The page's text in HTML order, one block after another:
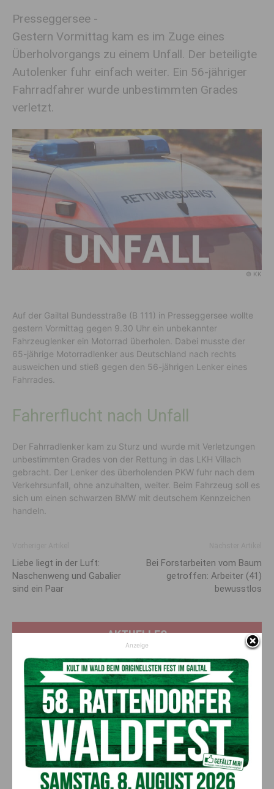
Presseggersee -
Gestern Vormittag kam es im Zuge eines
Überholvorgangs zu einem Unfall. Der beteiligte
Autolenker fuhr einfach weiter. Ein 56-jähriger
Fahrradfahrer wurde unbestimmten Grades
verletzt.
© KK
Auf der Gailtal Bundesstraße (B 111) in Presseggersee wollte
gestern Vormittag gegen 9.30 Uhr ein unbekannter
Fahrzeuglenker ein Motorrad überholen. Dabei musste der
65-jährige Motorradlenker aus Deutschland nach rechts
ausweichen und stieß gegen den 56-jährigen Lenker eines
Fahrrades.
Fahrerflucht nach Unfall
Der Fahrradlenker kam zu Sturz und wurde mit Verletzungen
unbestimmten Grades von der Rettung in das LKH Villach
gebracht. Der Lenker des überholenden PKW fuhr nach dem
Verkehrsunfall, ohne anzuhalten, weiter. Beim Fahrzeug soll es
sich um einen schwarzen BMW mit deutschem Kennzeichen
handeln.
Liebe liegt in der Luft:
Naschen­weng und Gabalier
sind ein Paar
Bei Forstarbeiten vom Baum
getroffen: Arbeiter (41)
bewusstlos
AKTUELLES
Ein langes Leben ging zu Ende: Anna
Stulier im 106. Lebensjahr verstorben
Aktuell 8. August 2026
Ehrung für 50 Jahre Chorleitung:
Kärntner Lorbeer in Gold für Herwig
Schwarz
Aktuell 8. August 2026
Anzeige